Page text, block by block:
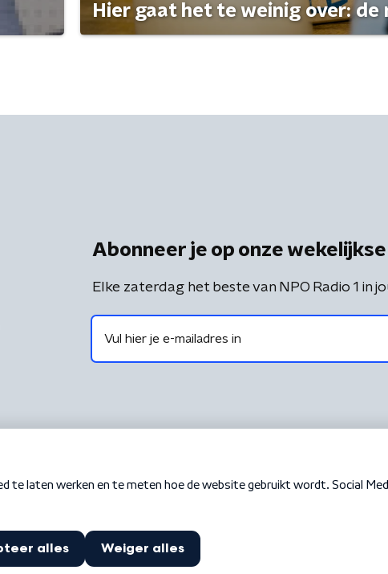
Hier gaat het te weinig over:
Abonneer je op onze
Elke zaterdag het beste van NPO Radio 1 in